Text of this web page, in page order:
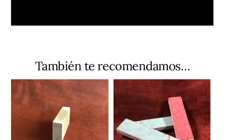
También te recomendamos…